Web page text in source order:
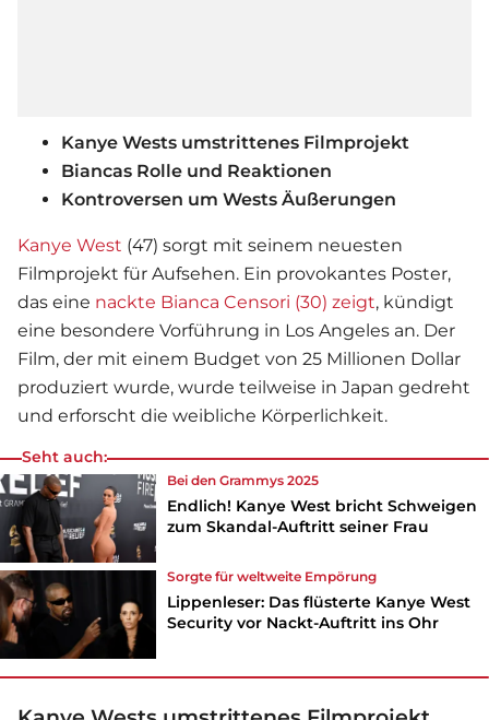
Kanye Wests umstrittenes Filmprojekt
Biancas Rolle und Reaktionen
Kontroversen um Wests Äußerungen
Kanye West (47) sorgt mit seinem neuesten
Filmprojekt für Aufsehen. Ein provokantes Poster,
das eine nackte Bianca Censori (30) zeigt, kündigt
eine besondere Vorführung in Los Angeles an. Der
Film, der mit einem Budget von 25 Millionen Dollar
produziert wurde, wurde teilweise in Japan gedreht
und erforscht die weibliche Körperlichkeit.
Seht auch:
Bei den Grammys 2025
Endlich! Kanye West bricht Schweigen
zum Skandal-Auftritt seiner Frau
Sorgte für weltweite Empörung
Lippenleser: Das flüsterte Kanye West
Security vor Nackt-Auftritt ins Ohr